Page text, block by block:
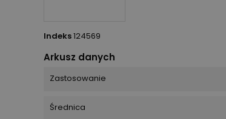
Indeks124569
Arkusz danych
Zastosowanie
Średnica